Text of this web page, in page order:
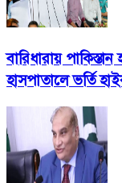
বারিধারায়
হাসপাতালে ভর্তি